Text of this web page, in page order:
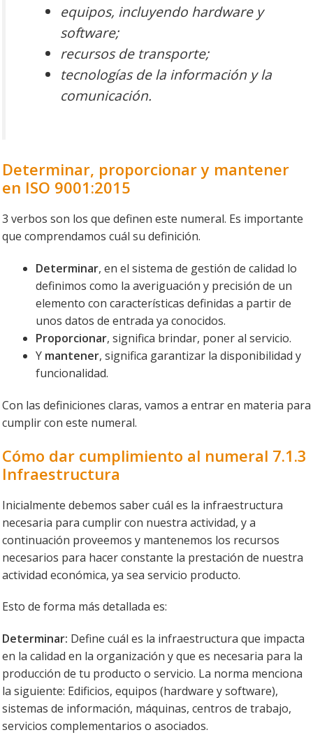
equipos, incluyendo hardware y
software;
recursos de transporte;
tecnologías de la información y la
comunicación.
Determinar, proporcionar y mantener
en ISO 9001:2015
3 verbos son los que definen este numeral. Es importante
que comprendamos cuál su definición.
Determinar, en el sistema de gestión de calidad lo
definimos como la averiguación y precisión de un
elemento con características definidas a partir de
unos datos de entrada ya conocidos.
Proporcionar, significa brindar, poner al servicio.
Y mantener, significa garantizar la disponibilidad y
funcionalidad.
Con las definiciones claras, vamos a entrar en materia para
cumplir con este numeral.
Cómo dar cumplimiento al numeral 7.1.3
Infraestructura
Inicialmente debemos saber cuál es la infraestructura
necesaria para cumplir con nuestra actividad, y a
continuación proveemos y mantenemos los recursos
necesarios para hacer constante la prestación de nuestra
actividad económica, ya sea servicio producto.
Esto de forma más detallada es:
Determinar: Define cuál es la infraestructura que impacta
en la calidad en la organización y que es necesaria para la
producción de tu producto o servicio. La norma menciona
la siguiente: Edificios, equipos (hardware y software),
sistemas de información, máquinas, centros de trabajo,
servicios complementarios o asociados.